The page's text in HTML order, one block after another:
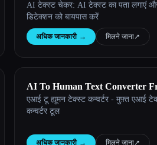
AI टेक्स्ट चेकर: AI टेक्स्ट का पता लगाएं
डिटेक्शन को बायपास करें
अधिक जानकारी → मिलने जाना↗︎
AI To Human Text Converter
एआई टू ह्यूमन टेक्स्ट कन्वर्टर - मुफ़्त एआई
कन्वर्टर टूल
अधिक जानकारी → मिलने जाना↗︎